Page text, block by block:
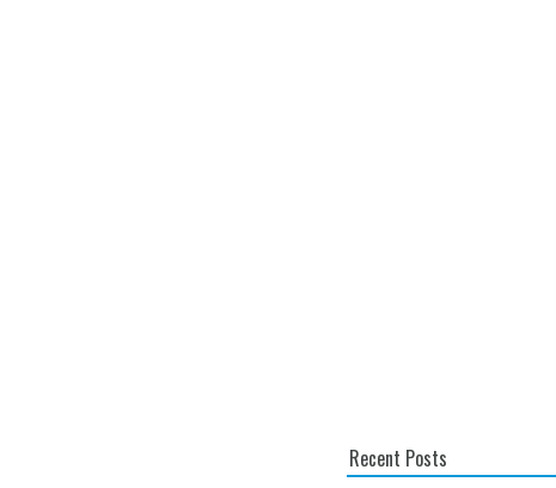
Recent Posts